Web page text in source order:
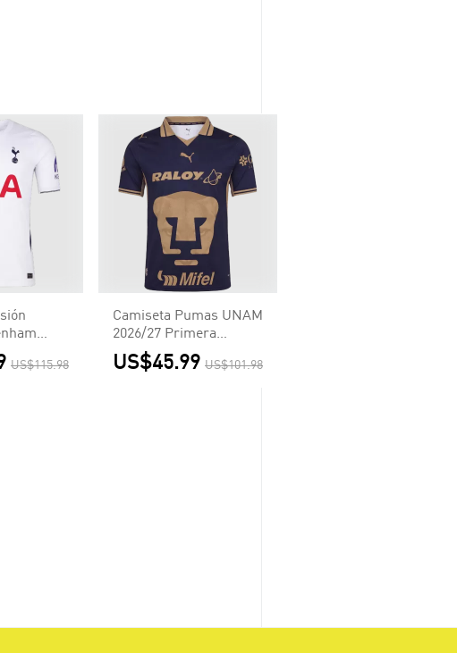
-
US$115.98
Camiseta Pumas UNAM
2026/27 Primera
Equipación - Versión
Hincha
US$45.99 US$101.98